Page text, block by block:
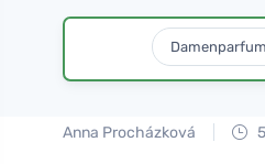
Anna Procházková